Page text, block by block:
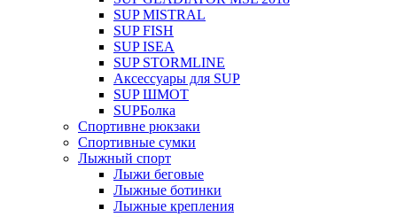
SUP MISTRAL
SUP FISH
SUP ISEA
SUP STORMLINE
Аксессуары для SUP
SUP ШМОТ
SUPБолка
Спортивне рюкзаки
Спортивные сумки
Лыжный спорт
Лыжи беговые
Лыжные ботинки
Лыжные крепления